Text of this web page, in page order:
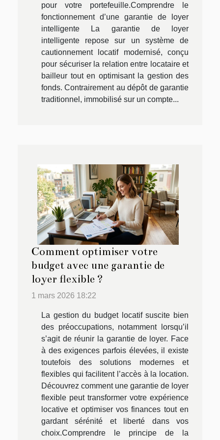
pour votre portefeuille.Comprendre le
fonctionnement d’une garantie de loyer
intelligente La garantie de loyer
intelligente repose sur un système de
cautionnement locatif modernisé, conçu
pour sécuriser la relation entre locataire et
bailleur tout en optimisant la gestion des
fonds. Contrairement au dépôt de garantie
traditionnel, immobilisé sur un compte...
Comment optimiser votre
budget avec une garantie de
loyer flexible ?
1 mars 2026 18:22
La gestion du budget locatif suscite bien
des préoccupations, notamment lorsqu’il
s’agit de réunir la garantie de loyer. Face
à des exigences parfois élevées, il existe
toutefois des solutions modernes et
flexibles qui facilitent l’accès à la location.
Découvrez comment une garantie de loyer
flexible peut transformer votre expérience
locative et optimiser vos finances tout en
gardant sérénité et liberté dans vos
choix.Comprendre le principe de la